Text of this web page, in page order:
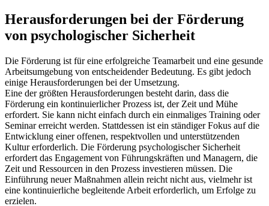
Herausforderungen bei der Förderung
von psychologischer Sicherheit
Die Förderung ist für eine erfolgreiche Teamarbeit und eine gesunde
Arbeitsumgebung von entscheidender Bedeutung. Es gibt jedoch
einige Herausforderungen bei der Umsetzung.
Eine der größten Herausforderungen besteht darin, dass die
Förderung ein kontinuierlicher Prozess ist, der Zeit und Mühe
erfordert. Sie kann nicht einfach durch ein einmaliges Training oder
Seminar erreicht werden. Stattdessen ist ein ständiger Fokus auf die
Entwicklung einer offenen, respektvollen und unterstützenden
Kultur erforderlich. Die Förderung psychologischer Sicherheit
erfordert das Engagement von Führungskräften und Managern, die
Zeit und Ressourcen in den Prozess investieren müssen. Die
Einführung neuer Maßnahmen allein reicht nicht aus, vielmehr ist
eine kontinuierliche begleitende Arbeit erforderlich, um Erfolge zu
erzielen.